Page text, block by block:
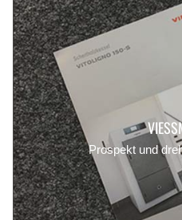
Prospekt und